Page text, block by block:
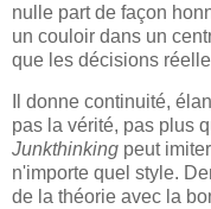
nulle part de façon
un couloir dans un
que les décisions
Il donne continuité,
pas la vérité, pas plus
Junkthinking peut
n'importe quel style.
de la théorie avec la